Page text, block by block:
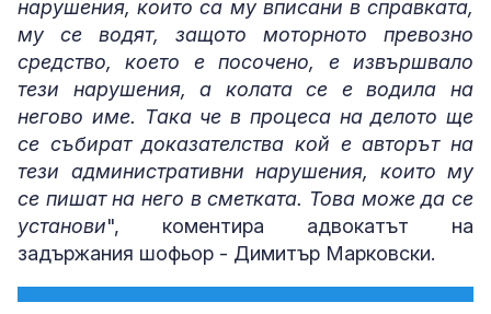
нарушения, които са му вписани в справката,
му се водят, защото моторното превозно
средство, което е посочено, е извършвало
тези нарушения, а колата се е водила на
негово име. Така че в процеса на делото ще
се събират доказателства кой е авторът на
тези административни нарушения, които му
се пишат на него в сметката. Това може да се
установи", коментира адвокатът на
задържания шофьор - Димитър Марковски.